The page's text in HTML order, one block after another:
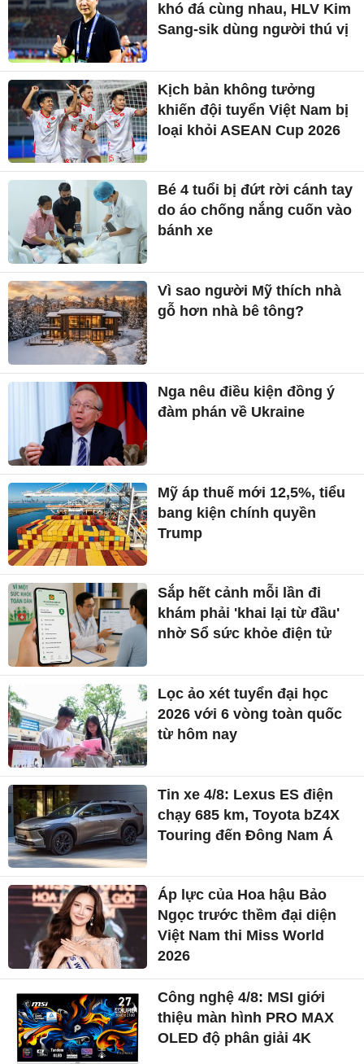
khó đá cùng nhau, HLV Kim
Sang-sik dùng người thú vị
Kịch bản không tưởng
khiến đội tuyển Việt Nam bị
loại khỏi ASEAN Cup 2026
Bé 4 tuổi bị đứt rời cánh tay
do áo chống nắng cuốn vào
bánh xe
Vì sao người Mỹ thích nhà
gỗ hơn nhà bê tông?
Nga nêu điều kiện đồng ý
đàm phán về Ukraine
Mỹ áp thuế mới 12,5%, tiểu
bang kiện chính quyền
Trump
Sắp hết cảnh mỗi lần đi
khám phải 'khai lại từ đầu'
nhờ Sổ sức khỏe điện tử
Lọc ảo xét tuyển đại học
2026 với 6 vòng toàn quốc
từ hôm nay
Tin xe 4/8: Lexus ES điện
chạy 685 km, Toyota bZ4X
Touring đến Đông Nam Á
Áp lực của Hoa hậu Bảo
Ngọc trước thềm đại diện
Việt Nam thi Miss World
2026
Công nghệ 4/8: MSI giới
thiệu màn hình PRO MAX
OLED độ phân giải 4K